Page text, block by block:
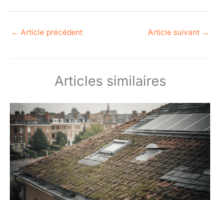
← Article précédent Article suivant →
Articles similaires